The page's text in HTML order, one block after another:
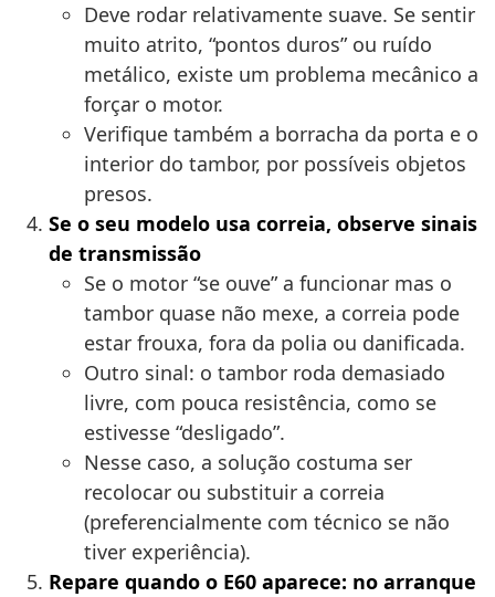
Deve rodar relativamente suave. Se sentir
muito atrito, “pontos duros” ou ruído
metálico, existe um problema mecânico a
forçar o motor.
Verifique também a borracha da porta e o
interior do tambor, por possíveis objetos
presos.
Se o seu modelo usa correia, observe sinais
de transmissão
Se o motor “se ouve” a funcionar mas o
tambor quase não mexe, a correia pode
estar frouxa, fora da polia ou danificada.
Outro sinal: o tambor roda demasiado
livre, com pouca resistência, como se
estivesse “desligado”.
Nesse caso, a solução costuma ser
recolocar ou substituir a correia
(preferencialmente com técnico se não
tiver experiência).
Repare quando o E60 aparece: no arranque